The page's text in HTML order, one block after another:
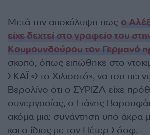
Μετά την αποκάλυψη πως ο
είχε δεχτεί στο γραφείο του
Κουμουνδούρου τον Γερμανό
σκοπό, όπως ειπώθηκε στο
ΣΚΑΪ «Στο Χιλιοστό», να του πει
Βερολίνο ότι ο ΣΥΡΙΖΑ είχε
συνεργασίας, ο Γιάνης
ακόμα μια: συνάντηση υπό άκρα
και ο ίδιος με τον Πέτερ Σόοφ.